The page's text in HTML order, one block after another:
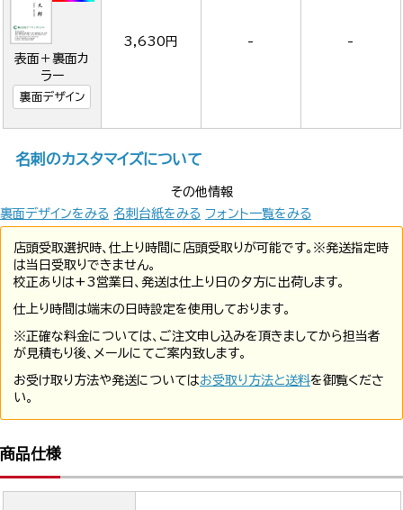
表面＋裏面カ
ラー
裏面デザイン
3,630円 - -
名刺のカスタマイズについて
その他情報
裏面デザインをみる 名刺台紙をみる フォント一覧をみる
店頭受取選択時、仕上り時間に店頭受取りが可能です。※発送指定時
は当日受取りできません。
校正ありは+3営業日、発送は仕上り日の夕方に出荷します。
仕上り時間は端末の日時設定を使用しております。
※正確な料金については、ご注文申し込みを頂きましてから担当者
が見積もり後、メールにてご案内致します。
お受け取り方法や発送についてはお受取り方法と送料を御覧くださ
い。
商品仕様